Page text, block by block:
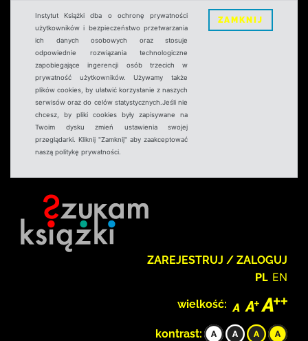
Instytut Książki dba o ochronę prywatności
użytkowników i bezpieczeństwo przetwarzania
ich danych osobowych oraz stosuje
odpowiednie rozwiązania technologiczne
zapobiegające ingerencji osób trzecich w
prywatność użytkowników. Używamy także
plików cookies, by ułatwić korzystanie z naszych
serwisów oraz do celów statystycznych.Jeśli nie
chcesz, by pliki cookies były zapisywane na
Twoim dysku zmień ustawienia swojej
przeglądarki. Kliknij "Zamknij" aby zaakceptować
naszą politykę prywatności.
ZAMKNIJ
ZAREJESTRUJ / ZALOGUJ
PL EN
wielkość:
kontrast: